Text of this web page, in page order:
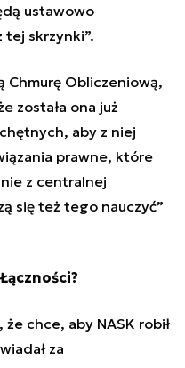
ustawowo
tej skrzynki”.
Chmurę Obliczeniową,
została ona już
aby z niej
prawne, które
z centralnej
się też tego nauczyć”
że chce, aby NASK robił
za